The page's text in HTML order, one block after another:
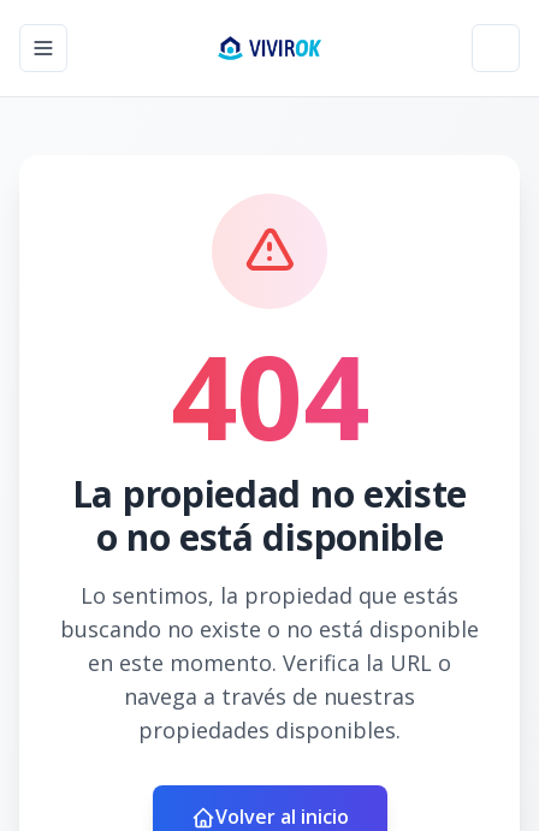
Toggle navigation menu
404
La propiedad no existe
o no está disponible
Lo sentimos, la propiedad que estás
buscando no existe o no está disponible
en este momento. Verifica la URL o
navega a través de nuestras
propiedades disponibles.
Volver al inicio